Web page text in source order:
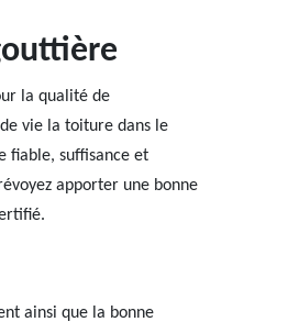
la qualité de
vie la toiture dans le
fiable, suffisance et
apporter une bonne
ainsi que la bonne